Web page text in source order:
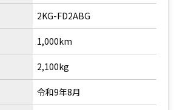
2KG-FD2ABG
1,000km
2,100kg
令和9年8月